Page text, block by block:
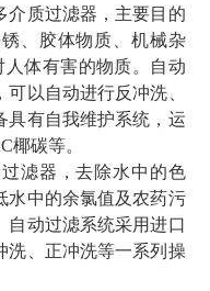
介质过滤器，主要目的
、胶体物质、机械杂
人体有害的物质。自动
以自动进行反冲洗、
具有自我维护系统，运
椰碳等。
滤器，去除水中的色
水中的余氯值及农药污
自动过滤系统采用进口
洗、正冲洗等一系列操